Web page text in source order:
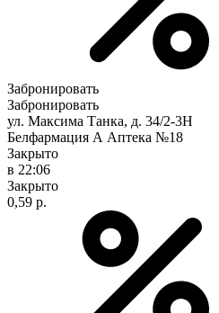
Забронировать
Забронировать
ул. Максима Танка, д. 34/2-3Н
Белфармация А Аптека №18
Закрыто
в 22:06
Закрыто
0,59 р.